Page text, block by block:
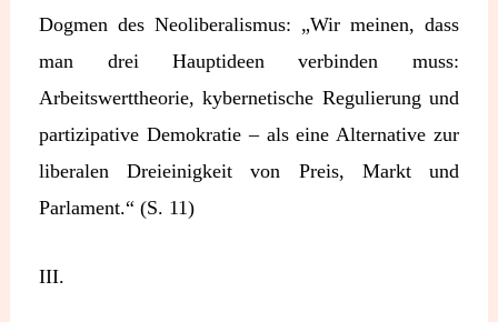
Dogmen des Neoliberalismus: „Wir meinen, dass
man drei Hauptideen verbinden muss:
Arbeitswerttheorie, kybernetische Regulierung und
partizipative Demokratie – als eine Alternative zur
liberalen Dreieinigkeit von Preis, Markt und
Parlament.“ (S. 11)
III.